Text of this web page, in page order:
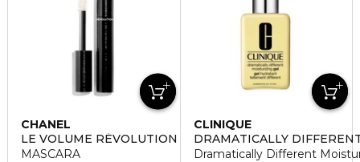
CHANEL
LE VOLUME RÉVOLUTION DE CHANEL
MASCARA
CLINIQUE
DRAMATICALLY
Dramatically Different